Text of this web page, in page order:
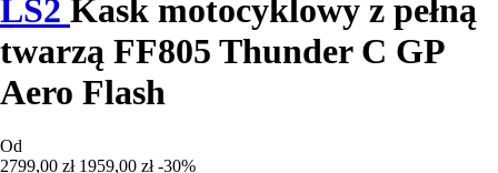
LS2 Kask motocyklowy z pełną
twarzą FF805 Thunder C GP
Aero Flash
Od
2799,00 zł 1959,00 zł -30%